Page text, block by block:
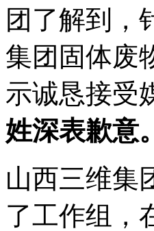
团了解到，
集团固体废
示诚恳接受
姓深表歉意。
山西三维集
了工作组，